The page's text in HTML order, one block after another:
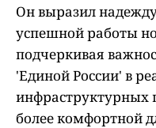
Он выразил
успешной работы
подчеркивая
'Единой России' в
инфраструктурных
более комфортной